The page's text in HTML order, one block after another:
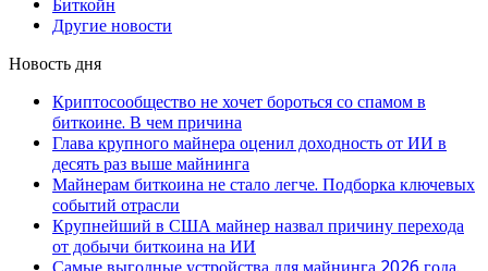
Биткойн
Другие новости
Новость дня
Криптосообщество не хочет бороться со спамом в
биткоине. В чем причина
Глава крупного майнера оценил доходность от ИИ в
десять раз выше майнинга
Майнерам биткоина не стало легче. Подборка ключевых
событий отрасли
Крупнейший в США майнер назвал причину перехода
от добычи биткоина на ИИ